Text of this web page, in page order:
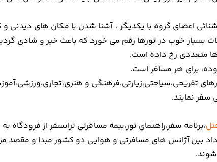
اعضای گروه با یکدیگر ، آشنا شدن با مکان های دیدنی
بسیار خوب در تورها رقم می خورد که باعث خیر و شادی
ها متعددی رخ داده است.
برای هر مسافر است.
تفریحی،سیاحتی،زیارتی،فرهنگی و
سفر نمایند.
،برنامه سفر،راهنمای تور،بیمه مسافرتی ترانسفر از
بین آژانس های مسافرتی و هوایی دو کشور مبدا و مقصد